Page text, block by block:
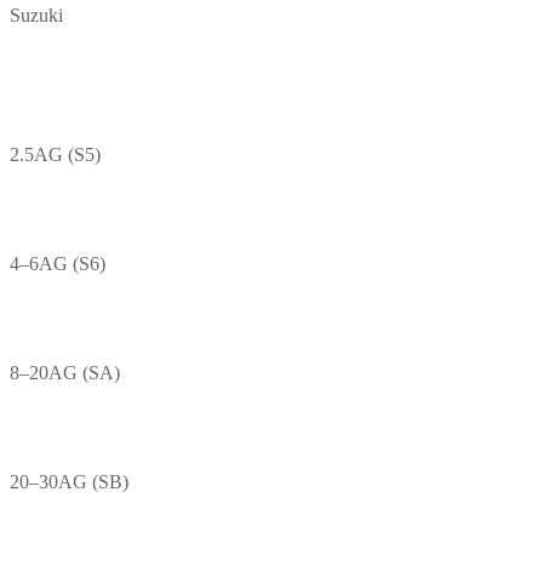
Suzuki
2.5AG (S5)
4–6AG (S6)
8–20AG (SA)
20–30AG (SB)